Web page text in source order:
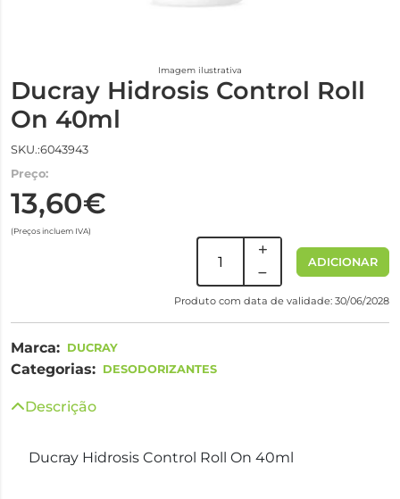
Imagem ilustrativa
Ducray Hidrosis Control Roll
On 40ml
SKU.:6043943
Preço:
13,60€
(Preços incluem IVA)
ADICIONAR
Produto com data de validade: 30/06/2028
Marca: DUCRAY
Categorias: DESODORIZANTES
Descrição
Ducray Hidrosis Control Roll On 40ml